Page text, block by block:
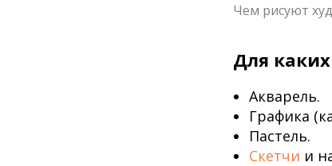
Чем рисуют
Для
Акварель.
Графика
Пастель.
Скетчи и